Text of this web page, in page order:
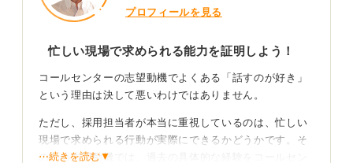
プロフィールを見る
忙しい現場で求められる能力を証明しよう！
コールセンターの志望動機でよくある「話すのが好き」
という理由は決して悪いわけではありません。
ただし、採用担当者が本当に重視しているのは、忙しい
現場で求められる行動が実際にできるかどうかです。そ
のため志望動機では、過去の具体的な経験をコールセン
⋯続きを読む▼